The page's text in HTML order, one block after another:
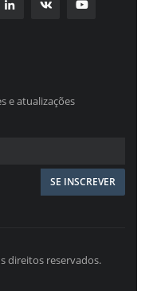
e atualizações
direitos reservados.